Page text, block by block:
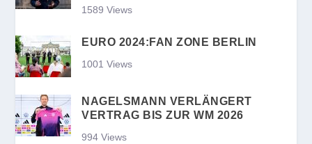
1589 Views
EURO 2024:FAN ZONE BERLIN
1001 Views
NAGELSMANN VERLÄNGERT
VERTRAG BIS ZUR WM 2026
994 Views